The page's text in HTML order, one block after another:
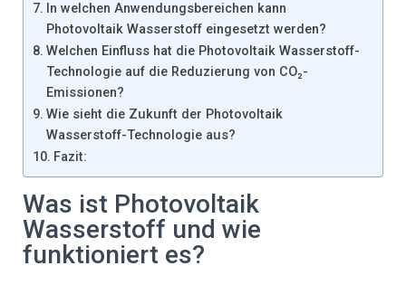
In welchen Anwendungsbereichen kann
Photovoltaik Wasserstoff eingesetzt werden?
Welchen Einfluss hat die Photovoltaik Wasserstoff-
Technologie auf die Reduzierung von CO₂-
Emissionen?
Wie sieht die Zukunft der Photovoltaik
Wasserstoff-Technologie aus?
Fazit:
Was ist Photovoltaik
Wasserstoff und wie
funktioniert es?